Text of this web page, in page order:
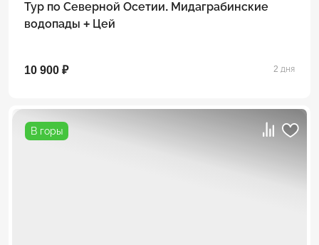
Тур по Северной Осетии. Мидаграбинские
водопады + Цей
10 900 ₽ 2 дня
В горы